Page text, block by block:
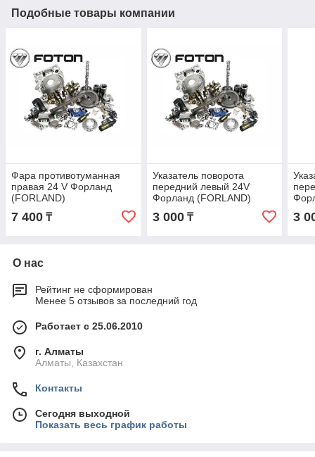
Подобные товары компании
Фара противотуманная
правая 24 V Форланд
(FORLAND)
1B18037100017
7 400 ₸
Указатель поворота
передний левый 24V
Форланд (FORLAND)
1B18037100019
3 000₸ 3
О нас
Рейтинг не сформирован
Менее 5 отзывов за последний год
Работает с 25.06.2010
г. Алматы
Алматы, Казахстан
Контакты
Сегодня выходной
Показать весь график работы